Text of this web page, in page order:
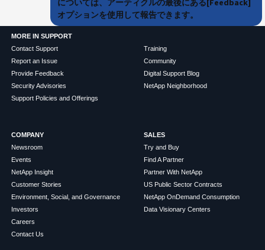
については、アーティクルの最後にある[Feedback]
オプションを使用して報告できます。
MORE IN SUPPORT
Contact Support
Report an Issue
Provide Feedback
Security Advisories
Support Policies and Offerings
Training
Community
Digital Support Blog
NetApp Neighborhood
COMPANY
Newsroom
Events
NetApp Insight
Customer Stories
Environment, Social, and Governance
Investors
Careers
Contact Us
SALES
Try and Buy
Find A Partner
Partner With NetApp
US Public Sector Contracts
NetApp OnDemand Consumption
Data Visionary Centers